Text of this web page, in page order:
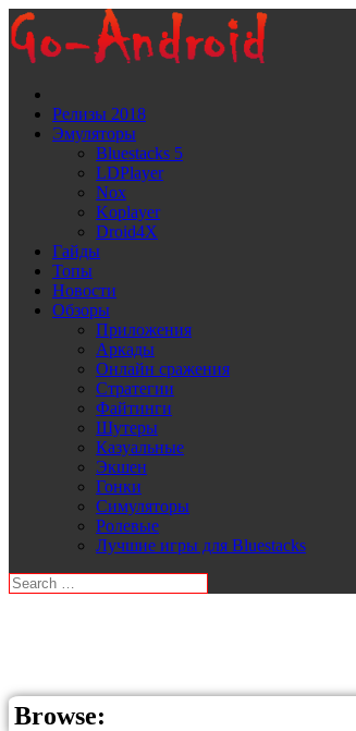
Релизы 2018
Эмуляторы
Bluestacks 5
LDPlayer
Noх
Koplayer
Droid4X
Гайды
Топы
Новости
Обзоры
Приложения
Аркады
Онлайн сражения
Стратегии
Файтинги
Шутеры
Казуальные
Экшен
Гонки
Симуляторы
Ролевые
Лучшие игры для Bluestacks
Browse: